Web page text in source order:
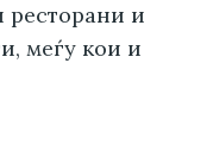
ресторани и
меѓу кои и